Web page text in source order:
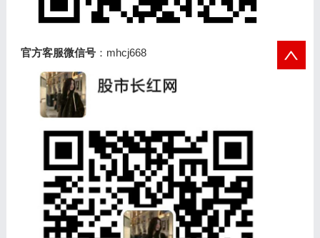
官方客服微信号：mhcj668